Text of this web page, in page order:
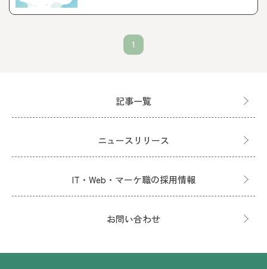
1
記事一覧
ニュースリリース
IT・Web・マーケ職の採用情報
お問い合わせ